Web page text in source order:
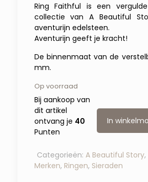
Ring Faithful is een
collectie van A Beautiful
aventurijn edelsteen.
Aventurijn geeft je kracht!
De binnenmaat van de
mm.
Op voorraad
Bij aankoop van
dit artikel
ontvang je 40
Punten
In
Categorieën: A Beautiful Story,
Merken, Ringen, Sieraden